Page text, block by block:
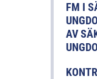
FM I
AV